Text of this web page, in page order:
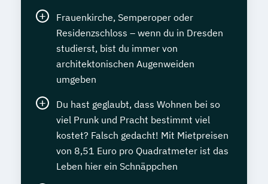
Frauenkirche, Semperoper oder
Residenzschloss – wenn du in Dresden
studierst, bist du immer von
architektonischen Augenweiden
umgeben
Du hast geglaubt, dass Wohnen bei so
viel Prunk und Pracht bestimmt viel
kostet? Falsch gedacht! Mit Mietpreisen
von 8,51 Euro pro Quadratmeter ist das
Leben hier ein Schnäppchen